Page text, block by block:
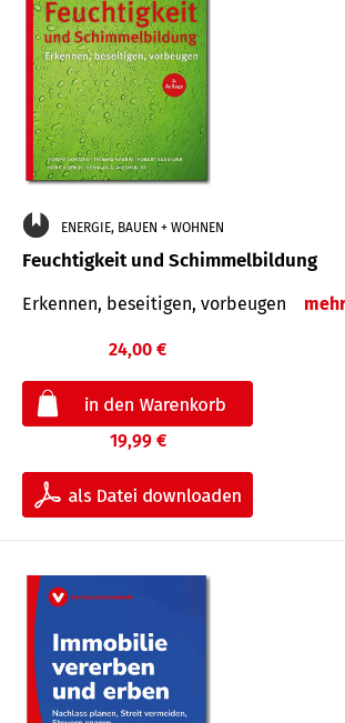
ENERGIE, BAUEN + WOHNEN
Feuchtigkeit und Schimmelbildung
Erkennen, beseitigen, vorbeugen mehr
24,00 €
19,99 €